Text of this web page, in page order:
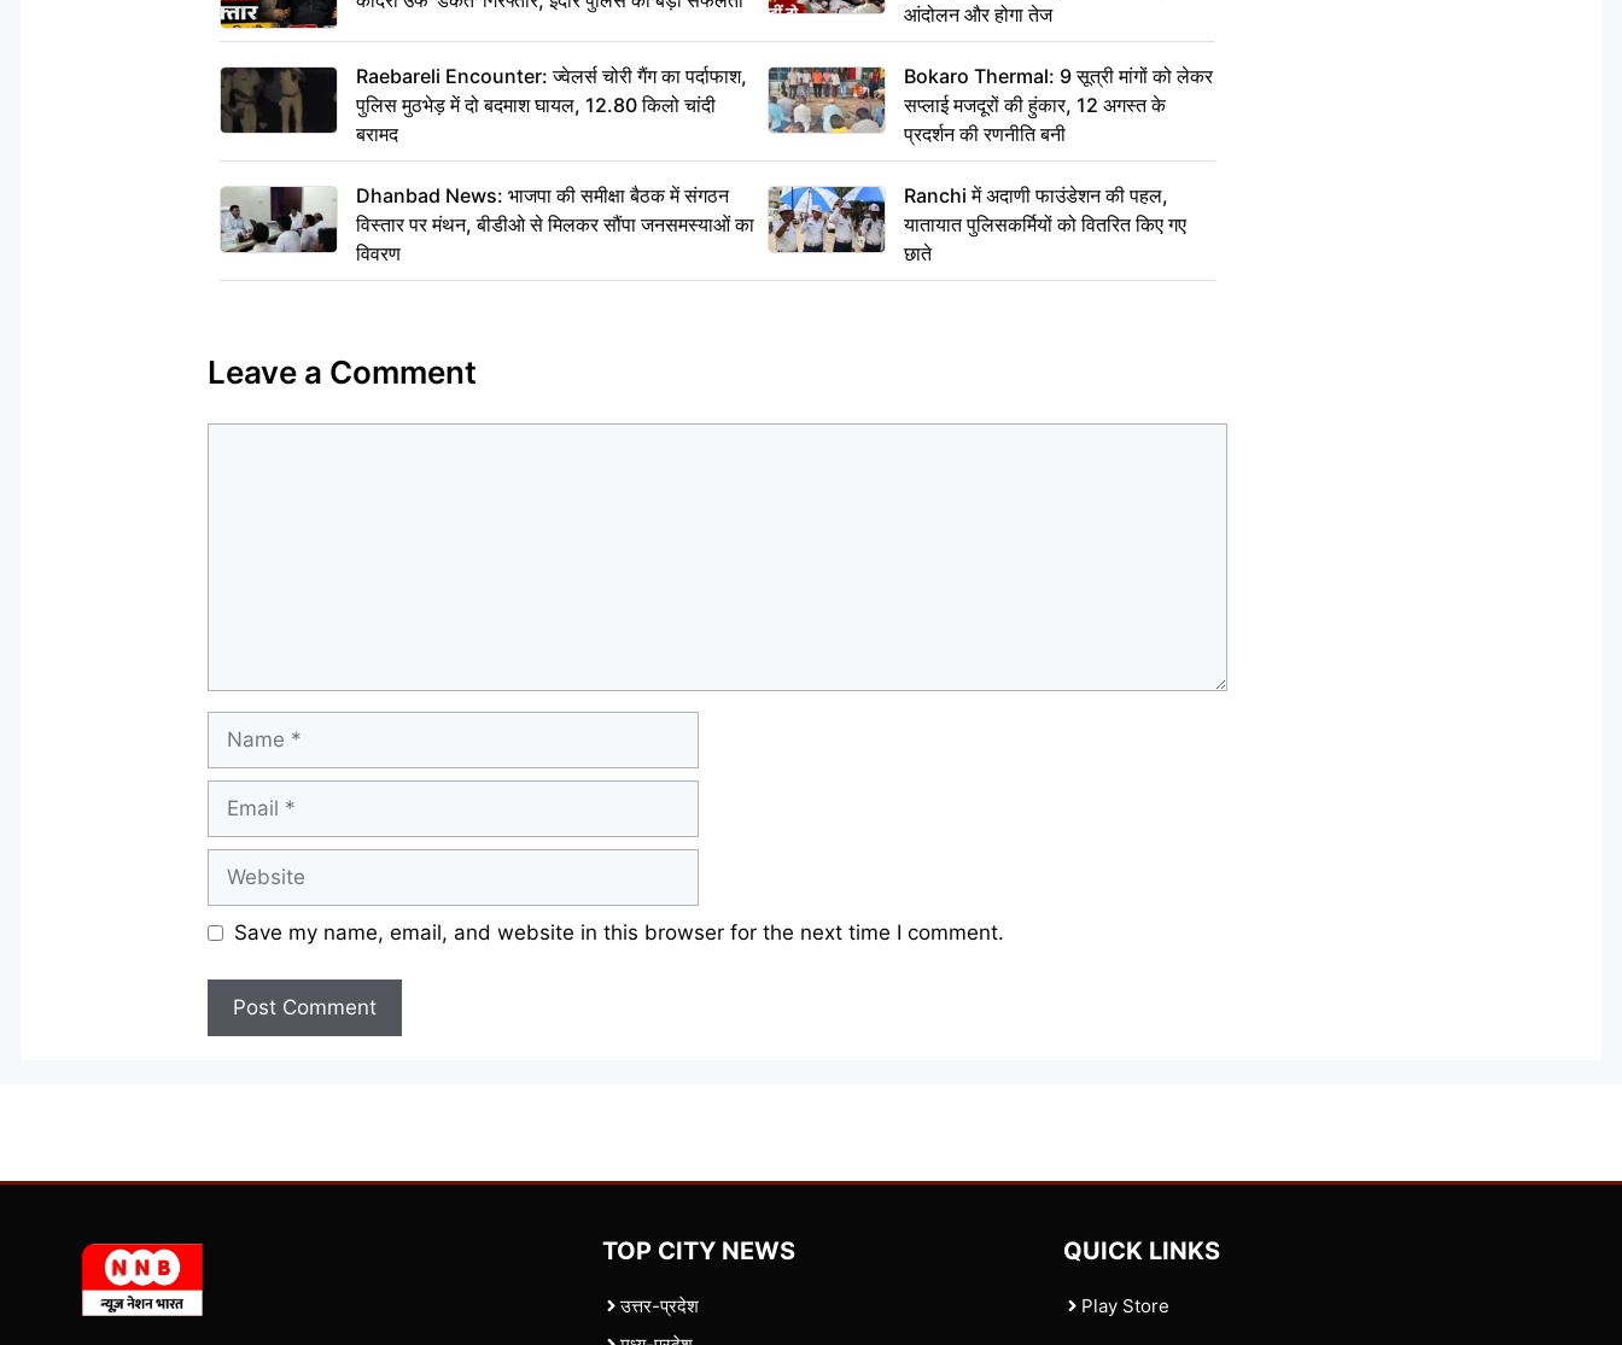
Raebareli Encounter: ज्वेलर्स चोरी गैंग का पर्दाफाश,
पुलिस मुठभेड़ में दो बदमाश घायल, 12.80 किलो चांदी
बरामद
Dhanbad News: भाजपा की समीक्षा बैठक में संगठन
विस्तार पर मंथन, बीडीओ से मिलकर सौंपा जनसमस्याओं का
विवरण
आंदोलन और होगा तेज
Bokaro Thermal: 9 सूत्री मांगों को लेकर
सप्लाई मजदूरों की हुंकार, 12 अगस्त के
प्रदर्शन की रणनीति बनी
Ranchi में अदाणी फाउंडेशन की पहल,
यातायात पुलिसकर्मियों को वितरित किए गए
छाते
Leave a Comment
Name
Email
Website
Save my name, email, and website in this browser for the next time I comment.
TOP CITY NEWS
उत्तर-प्रदेश
QUICK LINKS
Play Store